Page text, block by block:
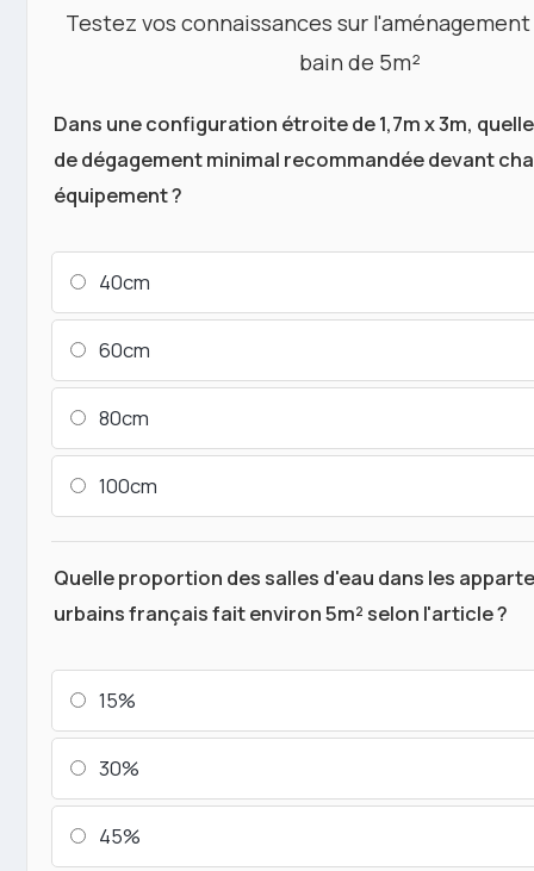
Testez vos connaissances sur
bain de 5m²
Dans une configuration étroite de 1,7m x 3m,
de dégagement minimal recommandée devant
équipement ?
40cm
60cm
80cm
100cm
Quelle proportion des salles d'eau dans les
urbains français fait environ 5m² selon l'article ?
15%
30%
45%